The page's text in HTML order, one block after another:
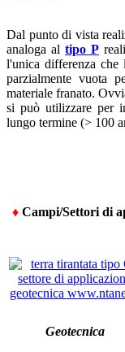
Dal punto di vista
analoga al tipo P
l'unica differenza che
parzialmente vuota
materiale franato.
si può utilizzare per
lungo termine (> 100
♦ Campi/Settori di
Geotecnica